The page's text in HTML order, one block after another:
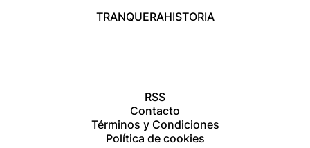
TRANQUERAHISTORIA
RSS
Contacto
Términos y Condiciones
Política de cookies